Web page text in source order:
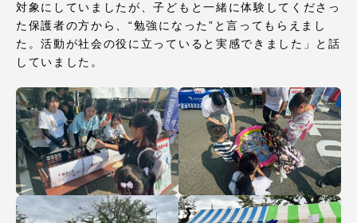
対象にしていましたが、子どもと一緒に体験してくださっ
た保護者の方から、“勉強になった”と言ってもらえまし
た。活動が社会の役に立っていると実感できました」と話
していました。
札幌キャンパス
TOKAIスポーツ